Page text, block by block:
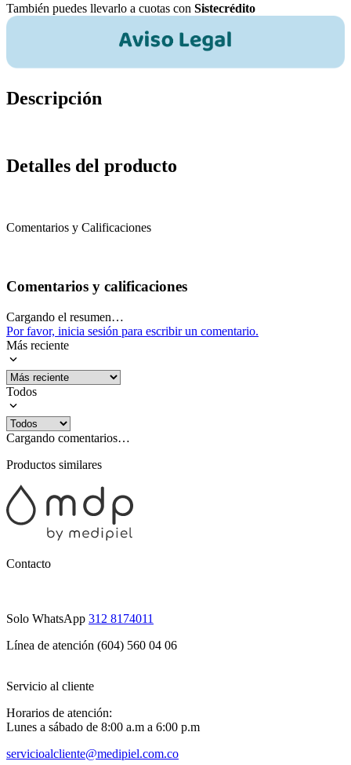
También puedes llevarlo a cuotas con Sistecrédito
Descripción
Detalles del producto
Comentarios y Calificaciones
Comentarios y calificaciones
Cargando el resumen…
Por favor, inicia sesión para escribir un comentario.
Más reciente
Todos
Cargando comentarios…
Productos similares
Contacto
Solo WhatsApp 312 8174011
Línea de atención (604) 560 04 06
Servicio al cliente
Horarios de atención:
Lunes a sábado de 8:00 a.m a 6:00 p.m
servicioalcliente@medipiel.com.co